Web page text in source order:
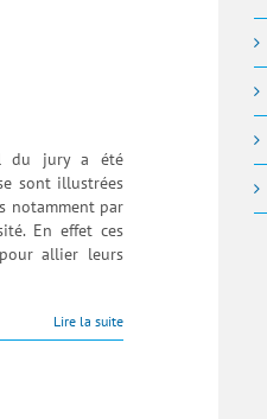
du jury a été
sont illustrées
notamment par
En effet ces
allier leurs
Lire la suite